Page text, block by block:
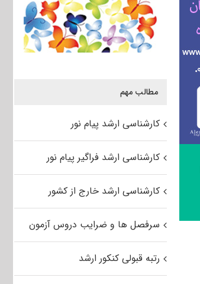
مطالب مهم
کارشناسی ارشد پیام نور
کارشناسی ارشد فراگیر پیام نور
کارشناسی ارشد خارج از کشور
سرفصل ها و ضرایب دروس آزمون
رتبه قبولی کنکور ارشد